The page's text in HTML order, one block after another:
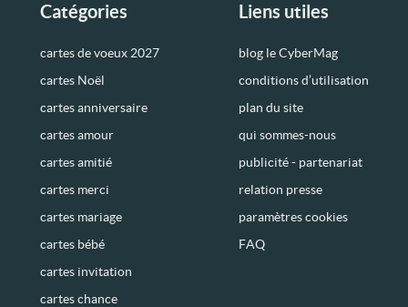
Catégories
cartes de voeux 2027
cartes Noël
cartes anniversaire
cartes amour
cartes amitié
cartes merci
cartes mariage
cartes bébé
cartes invitation
cartes chance
Liens utiles
blog le CyberMag
conditions d’utilisation
plan du site
qui sommes-nous
publicité - partenariat
relation presse
paramètres cookies
FAQ